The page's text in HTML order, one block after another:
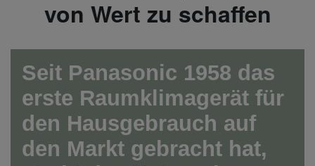
von Wert zu schaffen
Seit Panasonic 1958 das
erste Raumklimagerät für
den Hausgebrauch auf
den Markt gebracht hat,